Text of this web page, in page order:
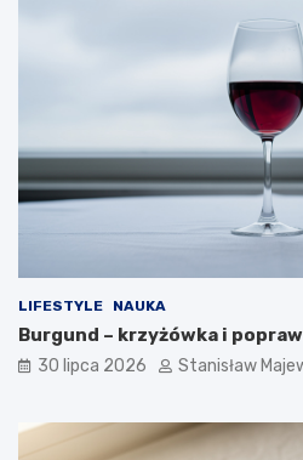
LIFESTYLE NAUKA
Burgund – krzyżówka i
30 lipca 2026 Stanisław